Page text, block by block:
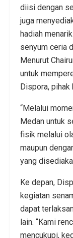
diisi dengan
juga
hadiah
senyum ceria
Menurut
untuk
Dispora, pihak
“Melalui
Medan untuk
fisik melalui
maupun
yang
Ke depan,
kegiatan
dapat
lain. “Kami
mencukupi,